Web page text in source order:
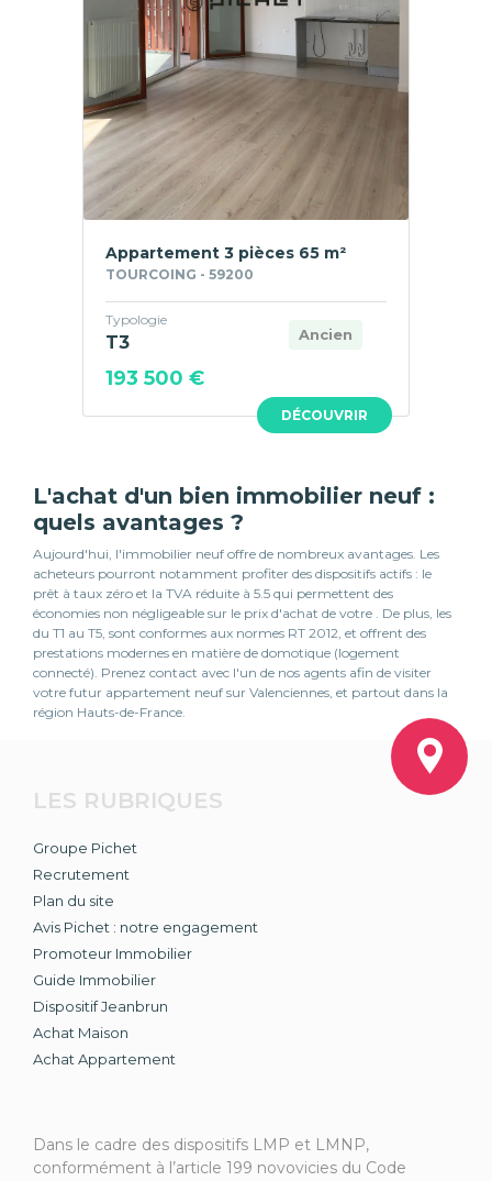
DÉCOUVRIR
Appartement 3 pièces 65 m²
TOURCOING - 59200
Ancien
Typologie
T3
193 500 €
L'achat d'un bien immobilier neuf :
quels avantages ?
Aujourd'hui, l'immobilier neuf offre de nombreux avantages. Les
acheteurs pourront notamment profiter des dispositifs actifs : le
prêt à taux zéro et la TVA réduite à 5.5 qui permettent des
économies non négligeable sur le prix d'achat de votre . De plus, les
du T1 au T5, sont conformes aux normes RT 2012, et offrent des
prestations modernes en matière de domotique (logement
connecté). Prenez contact avec l'un de nos agents afin de visiter
votre futur appartement neuf sur Valenciennes, et partout dans la
région Hauts-de-France.
LES RUBRIQUES
Groupe Pichet
Recrutement
Plan du site
Avis Pichet : notre engagement
Promoteur Immobilier
Guide Immobilier
Dispositif Jeanbrun
Achat Maison
Achat Appartement
Dans le cadre des dispositifs LMP et LMNP,
conformément à l’article 199 novovicies du Code